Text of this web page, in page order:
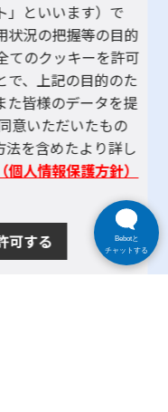
」といいます）で
状況の把握等の目的
てのクッキーを許可
で、上記の目的のた
た皆様のデータを提
意いただいたもの
法を含めたより詳し
人情報保護方針）
可する
Bebotと
チャットする